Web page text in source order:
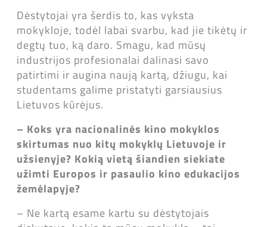
Dėstytojai yra šerdis to, kas vyksta
mokykloje, todėl labai svarbu, kad jie tikėtų ir
degtų tuo, ką daro. Smagu, kad mūsų
industrijos profesionalai dalinasi savo
patirtimi ir augina naują kartą, džiugu, kai
studentams galime pristatyti garsiausius
Lietuvos kūrėjus.
– Koks yra nacionalinės kino mokyklos
skirtumas nuo kitų mokyklų Lietuvoje ir
užsienyje? Kokią vietą šiandien siekiate
užimti Europos ir pasaulio kino edukacijos
žemėlapyje?
– Ne kartą esame kartu su dėstytojais